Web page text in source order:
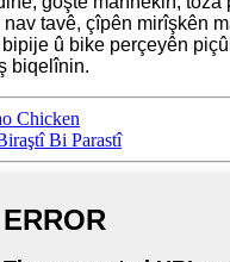
tavê, çîpên mirîşkên
û bike perçeyên
biqelînin.
Chicken
Bi Parastî